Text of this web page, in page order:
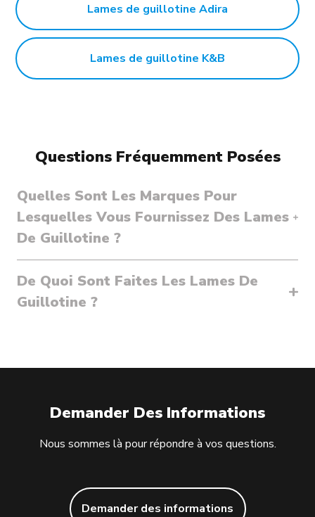
Lames de guillotine Adira
Lames de guillotine K&B
Questions Fréquemment Posées
Quelles Sont Les Marques Pour
Lesquelles Vous Fournissez Des Lames
De Guillotine ?
De Quoi Sont Faites Les Lames De
Guillotine ?
Demander Des Informations
Nous sommes là pour répondre à vos questions.
Demander des informations